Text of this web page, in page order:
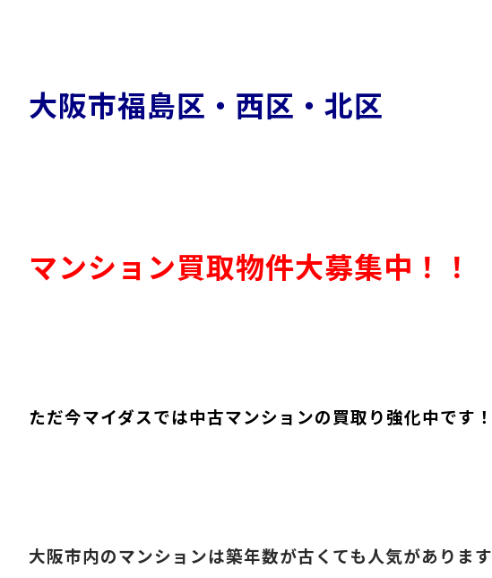
大阪市福島区・西区・北区
マンション買取物件大募集中！！
ただ今マイダスでは中古マンションの買取り強化中です！
大阪市内のマンションは築年数が古くても人気があります